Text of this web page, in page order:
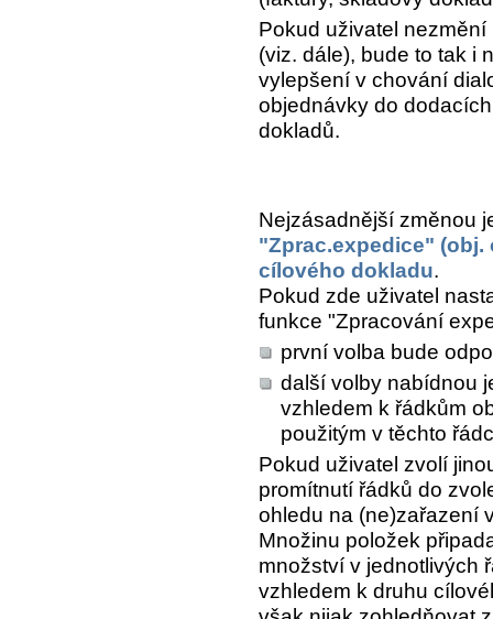
Pokud uživatel
(viz. dále), bude to tak i
vylepšení v chování
objednávky do
dokladů.
Nejzásadnější změnou
"Zprac.expedice" (obj.
cílového dokladu.
Pokud zde uživatel
funkce "Zpracování
první volba bude
další volby nabídnou
vzhledem k řádkům
použitým v těchto
Pokud uživatel zvolí
promítnutí řádků do
ohledu na (ne)zařazení
Množinu položek
množství v jednotlivých
vzhledem k druhu